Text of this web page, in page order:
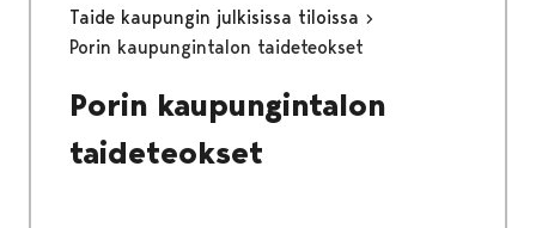
Taide kaupungin julkisissa tiloissa
Porin kaupungintalon taideteokset
Porin kaupungintalon
taideteokset